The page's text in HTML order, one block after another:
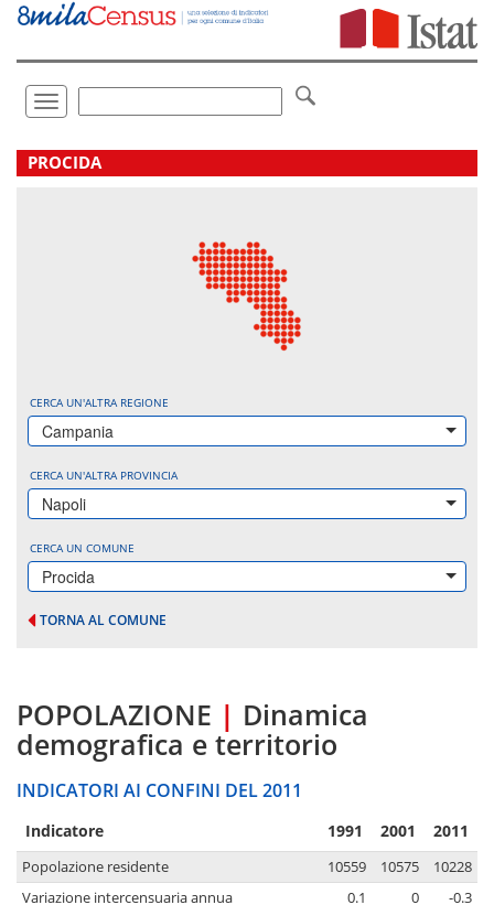
Vai
direttamente
Toggle
navigation
.
PROCIDA
CERCA UN'ALTRA REGIONE
Campania
CERCA UN'ALTRA PROVINCIA
Napoli
CERCA UN COMUNE
Procida
TORNA AL COMUNE
POPOLAZIONE | Dinamica
demografica e territorio
INDICATORI AI CONFINI DEL 2011
Indicatore 1991 2001 2011
Popolazione residente 10559 10575
10228
Variazione intercensuaria annua
0.1 0
-0.3